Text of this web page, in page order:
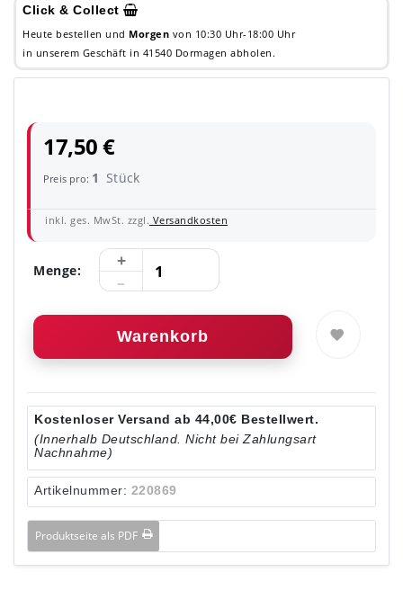
Click & Collect
Heute bestellen und Morgen von 10:30 Uhr-18:00 Uhr
in unserem Geschäft in 41540 Dormagen abholen.
17,50 €
Preis pro: 1 Stück
inkl. ges. MwSt. zzgl. Versandkosten
Menge:
Warenkorb
Kostenloser Versand ab 44,00€ Bestellwert.
(Innerhalb Deutschland. Nicht bei Zahlungsart
Nachnahme)
Artikelnummer: 220869
Produktseite als PDF